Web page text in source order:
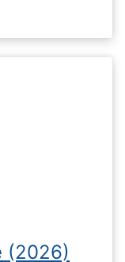
(2026)